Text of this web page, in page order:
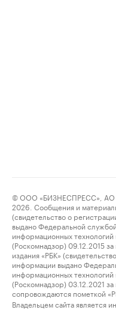
© ООО «БИЗНЕСПРЕСС», АО
2026. Сообщения и
(свидетельство о
выдано Федеральной
информационных
(Роскомнадзор) 09.12.2015
издания «РБК»
информации выдано
информационных
(Роскомнадзор) 03.12.2021
сопровождаются пометкой
Владельцем сайта является